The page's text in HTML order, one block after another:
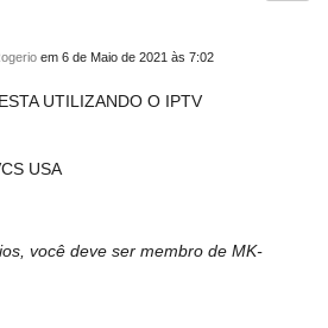
em 6 de Maio de 2021 às 7:02
UTILIZANDO O IPTV
USA
você deve ser membro de MK-